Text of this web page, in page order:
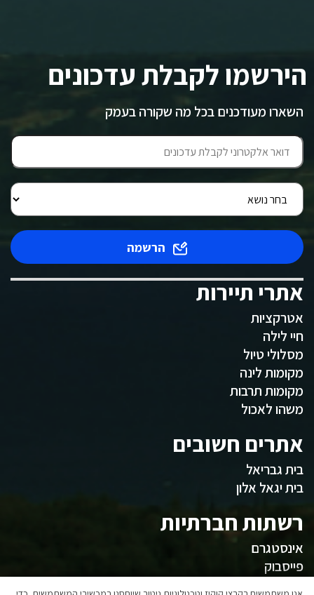
הירשמו לקבלת עדכונים
השארו מעודכנים בכל מה שקורה בעמק
הרשמה
אתרי תיירות
אטרקציות
חיי לילה
מסלולי טיול
מקומות לינה
מקומות תרבות
משהו לאכול
אתרים חשובים
בית גבריאל
בית יגאל אלון
רשתות חברתיות
אינסטגרם
פייסבוק